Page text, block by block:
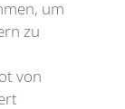
um
zu
von